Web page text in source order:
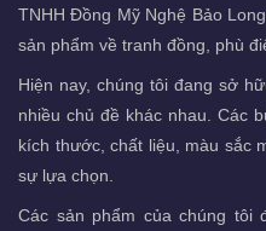
TNHH Đồng Mỹ Nghệ Bảo
sản phẩm về tranh đồng, phù
Hiện nay, chúng tôi đang sở
nhiều chủ đề khác nhau. Các
kích thước, chất liệu, màu sắc
sự lựa chọn.
Các sản phẩm của chúng tôi